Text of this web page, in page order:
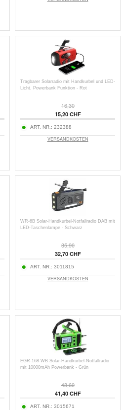
Tragbarer Solarradio mit Handkurbel und LED-
Licht, Powerbank Funktion - Rot
16,30
15,20 CHF
ART. NR.: 232388
VERSANDKOSTEN
WR-6B Solar-Handkurbel-Notfallradio DAB mit
LED-Taschenlampe - Schwarz
35,90
32,70 CHF
ART. NR.: 3011815
VERSANDKOSTEN
EGR-168-WB Solar-Handkurbel-Notfallradio
mit 10000mAh Powerbank - Grün
43,60
41,40 CHF
ART. NR.: 3015671